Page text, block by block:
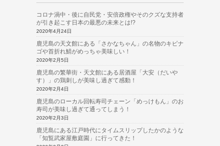
コロナ渦中・後に自民党・安倍政権やそのクズな支持者
が引き起こす日本の最悪の未来とは!?
2020年4月24日
鹿児島の天文館にある「さかなちゃん」の名物のキビナ
ゴや首折れ鯖がめっちゃ美味しい！
2020年2月5日
鹿児島の繁華街・天文館にある居酒屋「大安（だいや
す）」の鶏刺しが美味し過ぎて感動！
2020年2月4日
鹿児島のローカル回転寿司チェーン「めっけもん」のお
寿司が美味し過ぎて通ってしまう！
2020年2月3日
鹿児島にある江戸時代にタイムスリップしたかのような
「知覧武家屋敷庭園」に行ってきた！